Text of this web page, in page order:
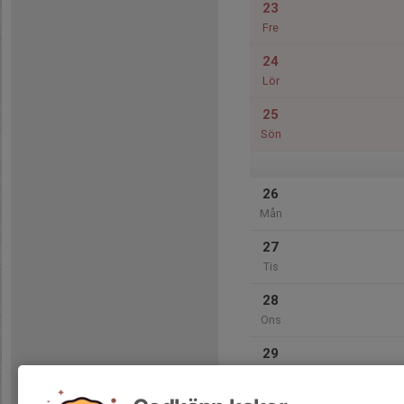
23
Fre
24
Lör
25
Sön
26
Mån
27
Tis
28
Ons
29